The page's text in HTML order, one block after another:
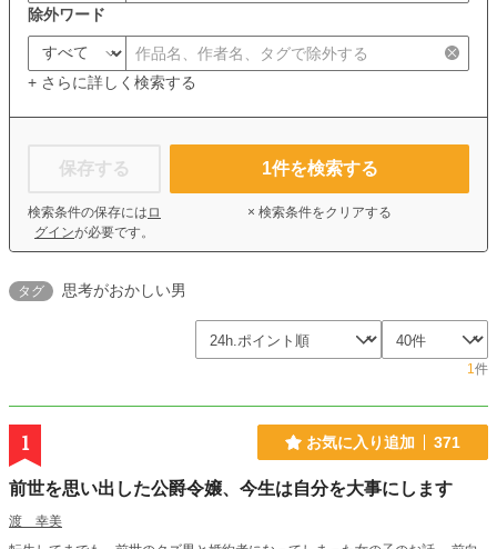
除外ワード
+ さらに詳しく検索する
保存する
検索条件の保存には ロ
グインが必要です。
1件を検索する
× 検索条件をクリアする
タグ 思考がおかしい男
1件
1 お気に入り追加 371
前世を思い出した公爵令嬢、今生は自分を大事にします
渡 幸美